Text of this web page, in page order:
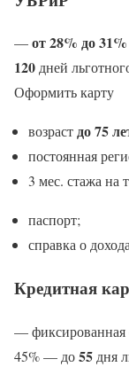
—от 28% до 31%
120дней
Оформить карту
возрастдо 75
постоянная
3 мес. стажа на
паспорт;
справка о
Кредитная
— фиксированная
45% — до55 дня